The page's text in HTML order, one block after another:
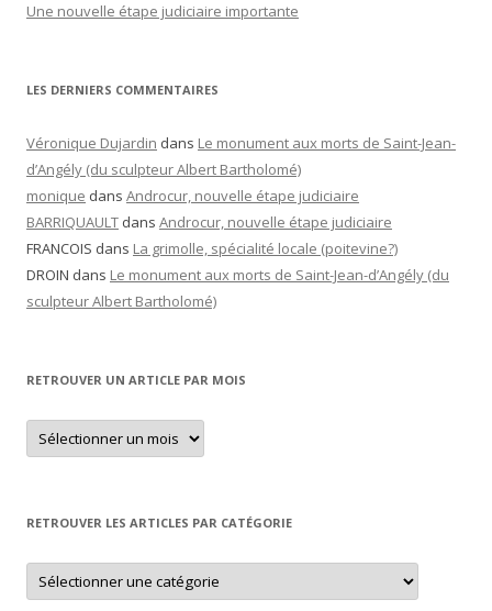
Une nouvelle étape judiciaire importante
LES DERNIERS COMMENTAIRES
Véronique Dujardin dans Le monument aux morts de Saint-Jean-
d’Angély (du sculpteur Albert Bartholomé)
monique dans Androcur, nouvelle étape judiciaire
BARRIQUAULT dans Androcur, nouvelle étape judiciaire
FRANCOIS dans La grimolle, spécialité locale (poitevine?)
DROIN dans Le monument aux morts de Saint-Jean-d’Angély (du
sculpteur Albert Bartholomé)
RETROUVER UN ARTICLE PAR MOIS
Retrouver
un
article
RETROUVER LES ARTICLES PAR CATÉGORIE
Retrouver
les
articles